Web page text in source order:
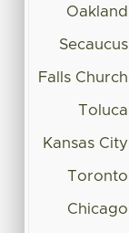
Oakland
Secaucus
Falls Church
Toluca
Kansas City
Toronto
Chicago